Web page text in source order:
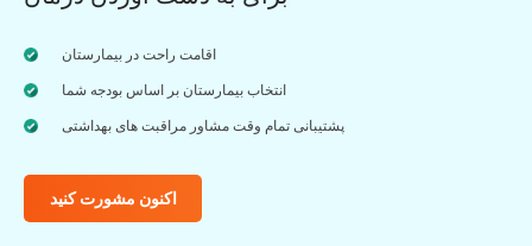
اقامت راحت در بیمارستان
انتخاب بیمارستان بر اساس بودجه شما
پشتیبانی تمام وقت مشاور مراقبت های بهداشتی
اکنون مشورت کنید